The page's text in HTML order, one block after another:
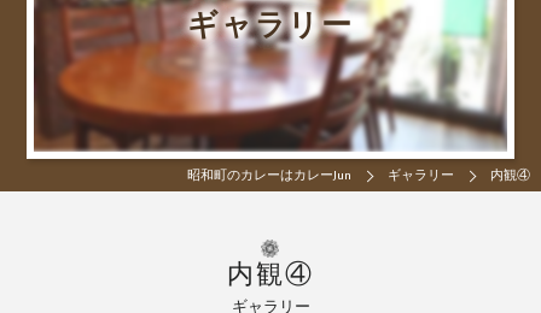
ギャラリー
昭和町のカレーはカレーJun ギャラリー 内観④
ギャラリー
内観④